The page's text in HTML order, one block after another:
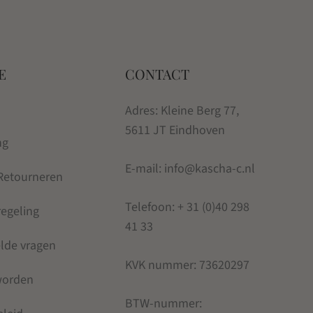
vragen
CONTACT
Adres: Kleine Berg 77,
5611 JT Eindhoven
E-mail: info@kascha-c.nl
Telefoon: + 31 (0)40 298
41 33
KVK nummer: 73620297
BTW-nummer: